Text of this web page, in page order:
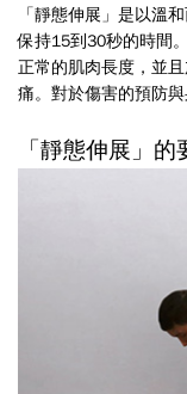
「靜態伸展」是以溫
保持15到30秒的時間
正常的肌肉長度，並
痛。對於傷害的預防與
「靜態伸展」的